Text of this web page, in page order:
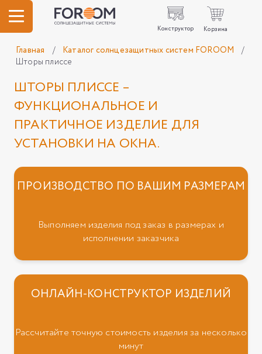
Конструктор Корзина
Главная / Каталог солнцезащитных систем FOROOM
/
Шторы плиссе
ШТОРЫ ПЛИССЕ –
ФУНКЦИОНАЛЬНОЕ И
ПРАКТИЧНОЕ ИЗДЕЛИЕ ДЛЯ
УСТАНОВКИ НА ОКНА.
ПРОИЗВОДСТВО ПО ВАШИМ РАЗМЕРАМ
Выполняем изделия под заказ в размерах и
исполнении заказчика
ОНЛАЙН-КОНСТРУКТОР ИЗДЕЛИЙ
Рассчитайте точную стоимость изделия за несколько
минут